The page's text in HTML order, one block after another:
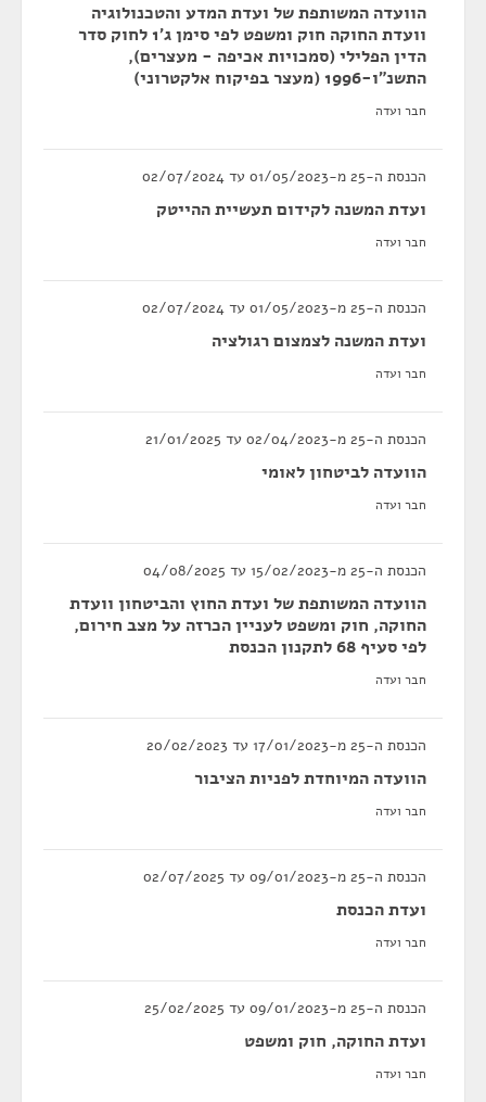
הוועדה המשותפת של ועדת המדע והטכנולוגיה
וועדת החוקה חוק ומשפט לפי סימן ג'1 לחוק סדר
הדין הפלילי (סמכויות אכיפה - מעצרים),
התשנ"ו-1996 (מעצר בפיקוח אלקטרוני)
חבר ועדה
הכנסת ה-25 מ-01/05/2023 עד 02/07/2024
ועדת המשנה לקידום תעשיית ההייטק
חבר ועדה
הכנסת ה-25 מ-01/05/2023 עד 02/07/2024
ועדת המשנה לצמצום רגולציה
חבר ועדה
הכנסת ה-25 מ-02/04/2023 עד 21/01/2025
הוועדה לביטחון לאומי
חבר ועדה
הכנסת ה-25 מ-15/02/2023 עד 04/08/2025
הוועדה המשותפת של ועדת החוץ והביטחון וועדת
החוקה, חוק ומשפט לעניין הכרזה על מצב חירום,
לפי סעיף 68 לתקנון הכנסת
חבר ועדה
הכנסת ה-25 מ-17/01/2023 עד 20/02/2023
הוועדה המיוחדת לפניות הציבור
חבר ועדה
הכנסת ה-25 מ-09/01/2023 עד 02/07/2025
ועדת הכנסת
חבר ועדה
הכנסת ה-25 מ-09/01/2023 עד 25/02/2025
ועדת החוקה, חוק ומשפט
חבר ועדה